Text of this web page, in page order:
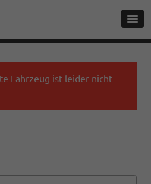
Fahrzeug ist leider nicht